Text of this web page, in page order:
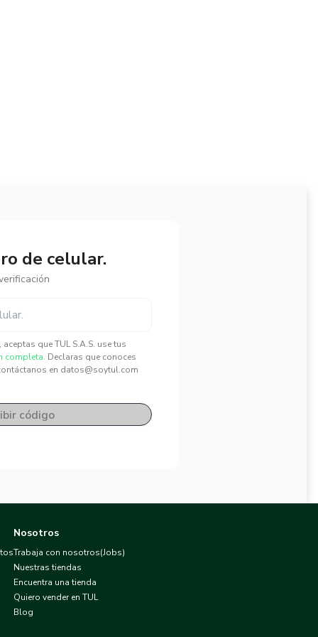
de celular.
que TUL S.A.S. use tus
completa. Declaras que conoces
en datos@soytul.com
código
Nosotros
Trabaja con nosotros(Jobs)
Nuestras tiendas
Encuentra una tienda
Quiero vender en TUL
Blog